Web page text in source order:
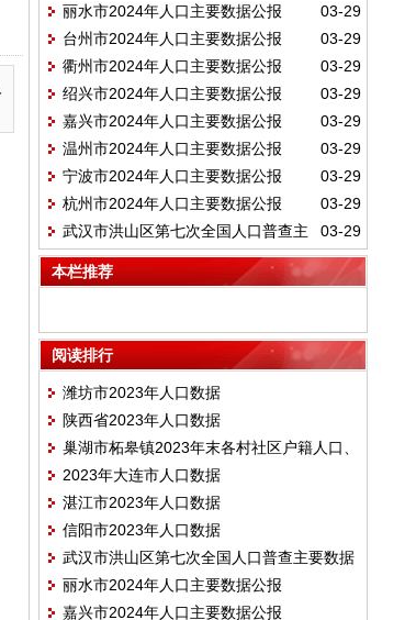
人口、村民小组一览表
03-29
丽水市2024年人口主要数据公报
03-29
台州市2024年人口主要数据公报
03-29
衢州市2024年人口主要数据公报
03-29
绍兴市2024年人口主要数据公报
03-29
嘉兴市2024年人口主要数据公报
03-29
温州市2024年人口主要数据公报
03-29
宁波市2024年人口主要数据公报
03-29
杭州市2024年人口主要数据公报
03-29
武汉市洪山区第七次全国人口普查主
要数据
本栏推荐
阅读排行
潍坊市2023年人口数据
陕西省2023年人口数据
巢湖市柘皋镇2023年末各村社区户籍人口、
村民小组一览表
2023年大连市人口数据
湛江市2023年人口数据
信阳市2023年人口数据
武汉市洪山区第七次全国人口普查主要数据
丽水市2024年人口主要数据公报
嘉兴市2024年人口主要数据公报